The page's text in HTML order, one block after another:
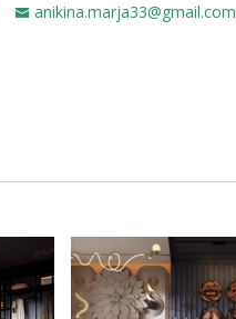
anikina.marja33@gmail.com